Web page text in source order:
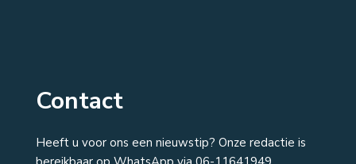
Contact
Heeft u voor ons een nieuwstip? Onze redactie is